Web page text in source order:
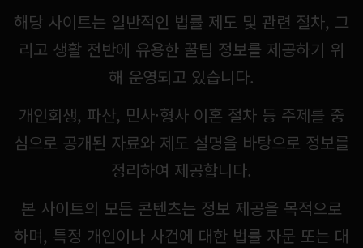
해당 사이트는 일반적인 법률 제도 및 관련 절차, 그
리고 생활 전반에 유용한 꿀팁 정보를 제공하기 위
해 운영되고 있습니다.
개인회생, 파산, 민사·형사 이혼 절차 등 주제를 중
심으로 공개된 자료와 제도 설명을 바탕으로 정보를
정리하여 제공합니다.
본 사이트의 모든 콘텐츠는 정보 제공을 목적으로
하며, 특정 개인이나 사건에 대한 법률 자문 또는 대